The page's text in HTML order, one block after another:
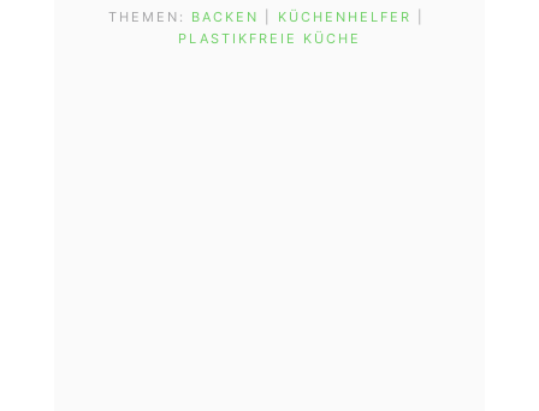
THEMEN: BACKEN KÜCHENHELFER
PLASTIKFREIE KÜCHE